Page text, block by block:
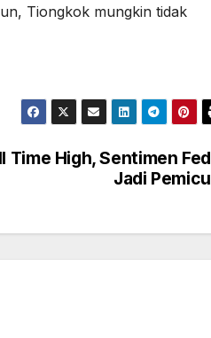
Tiongkok mungkin tidak
Time High, Sentimen Fed
Jadi Pemicu